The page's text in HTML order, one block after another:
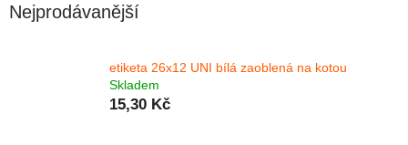
Nejprodávanější
etiketa 26x12 UNI bílá zaoblená na kotou
Skladem
15,30 Kč